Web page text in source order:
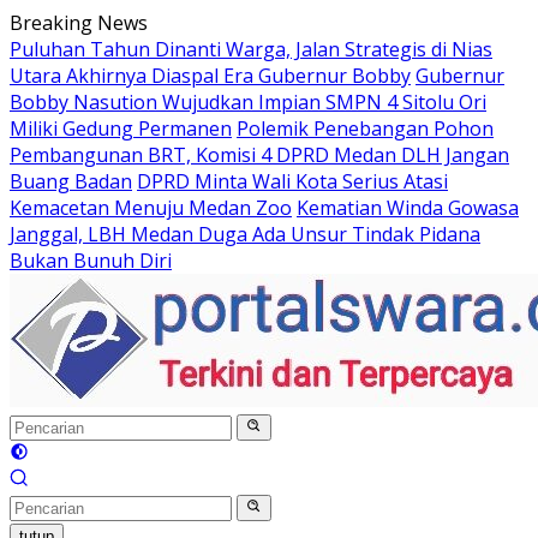
Langsung
ke
konten
Breaking News
Puluhan Tahun Dinanti Warga, Jalan Strategis di Nias
Utara Akhirnya Diaspal Era Gubernur BobbyGubernur
Bobby Nasution Wujudkan Impian SMPN 4 Sitolu Ori
Miliki Gedung Permanen Polemik Penebangan Pohon
Pembangunan BRT, Komisi 4 DPRD Medan DLH Jangan
Buang Badan DPRD Minta Wali Kota Serius Atasi
Kemacetan Menuju Medan Zoo Kematian Winda Gowasa
Janggal, LBH Medan Duga Ada Unsur Tindak Pidana
Bukan Bunuh Diri